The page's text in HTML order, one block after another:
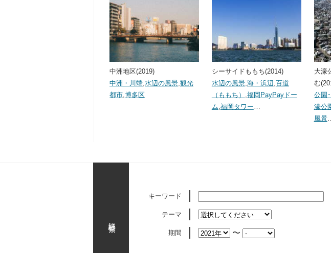
中洲地区(2019)
中洲・川端 水辺の風景 観光
都市 博多区
シーサイドももち(2014)
水辺の風景, 海・浜辺 百道
（ももち）
福岡PayPayドー
ム 福岡タワー
大濠
む
公園
濠公
風景…
キーワード
テーマ
期間 〜